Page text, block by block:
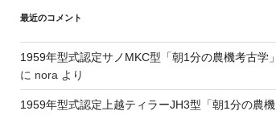
最近のコメント
1959年型式認定サノMKC型「朝1分の農機考古学」
に nora より
1959年型式認定上越ティラーJH3型「朝1分の農機